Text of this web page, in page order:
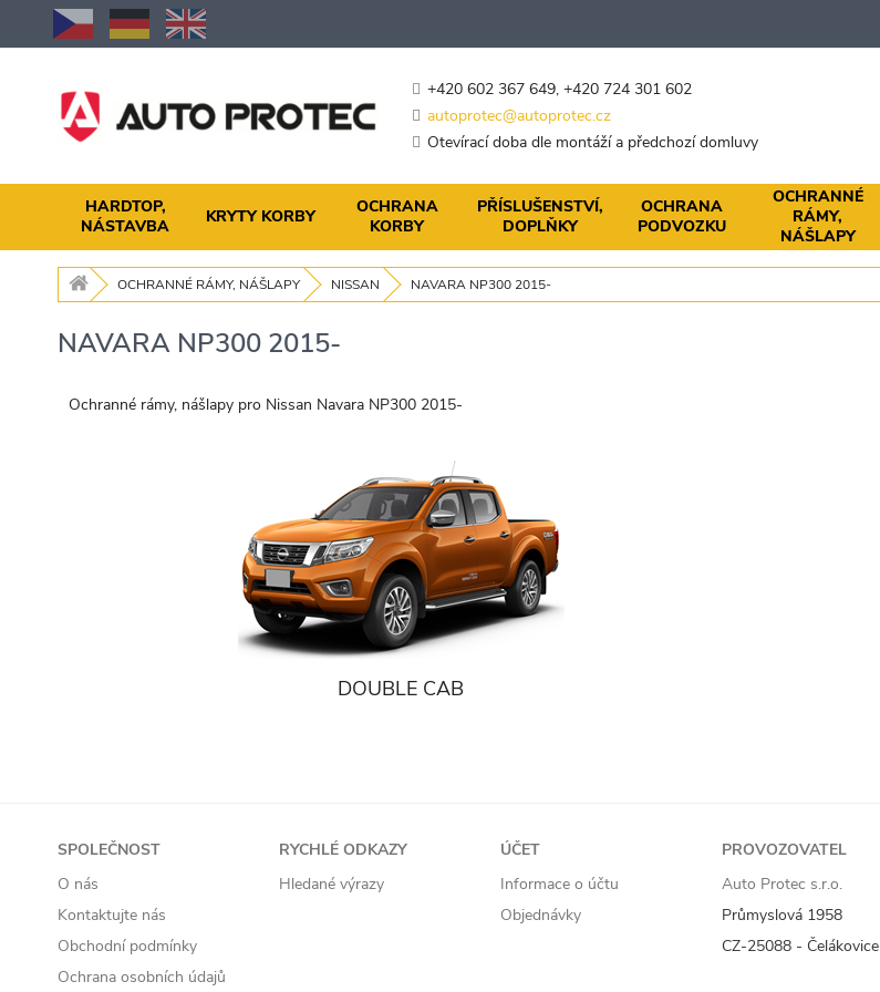
Přejít
na
obsah
+420 602 367 649, +420 724 301 602
autoprotec@autoprotec.cz
Otevírací doba dle montáží a předchozí domluvy
HARDTOP,
NÁSTAVBA
KRYTY KORBY
OCHRANA
KORBY
PŘÍSLUŠENSTVÍ,
DOPLŇKY
OCHRANA
PODVOZKU
OCHRANNÉ
RÁMY,
NÁŠLAPY
OCHRANNÉ RÁMY, NÁŠLAPY NISSAN NAVARA NP300 2015-
NAVARA NP300 2015-
Ochranné rámy, nášlapy pro Nissan Navara NP300 2015-
DOUBLE CAB
SPOLEČNOST
O nás
Kontaktujte nás
Obchodní podmínky
Ochrana osobních údajů
RYCHLÉ ODKAZY
Hledané výrazy
ÚČET
Informace o účtu
Objednávky
PROVOZOVATEL
Auto Protec s.r.o.
Průmyslová 1958
CZ-25088 - Čelákovice